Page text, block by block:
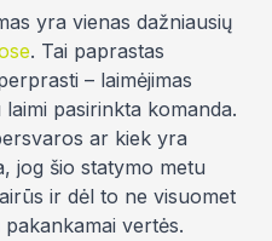
yra vienas dažniausių
. Tai paprastas
– laimėjimas
pasirinkta komanda.
ar kiek yra
jog šio statymo metu
ir dėl to ne visuomet
vertės.